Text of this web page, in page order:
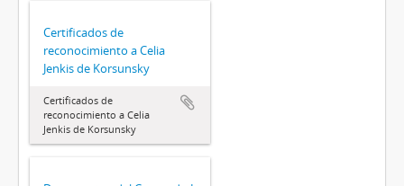
Certificados de
reconocimiento a Celia
Jenkis de Korsunsky
Certificados de
reconocimiento a Celia
Jenkis de Korsunsky